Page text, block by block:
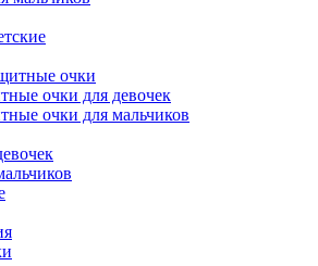
очки
очки для девочек
очки для мальчиков